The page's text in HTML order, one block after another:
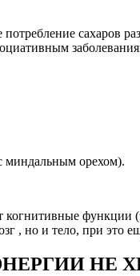
сахаров
миндальным орехом).
функции
, но и тело, при это
НЕ